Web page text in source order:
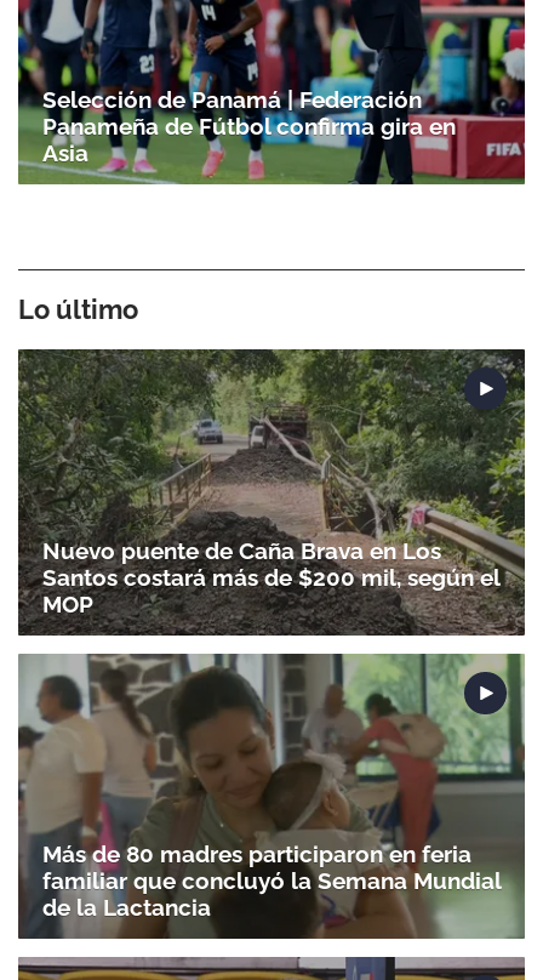
Selección de Panamá | Federación
Panameña de Fútbol confirma gira en
Asia
Lo último
Nuevo puente de Caña Brava en Los
Santos costará más de $200 mil, según el
MOP
Más de 80 madres participaron en feria
familiar que concluyó la Semana Mundial
de la Lactancia